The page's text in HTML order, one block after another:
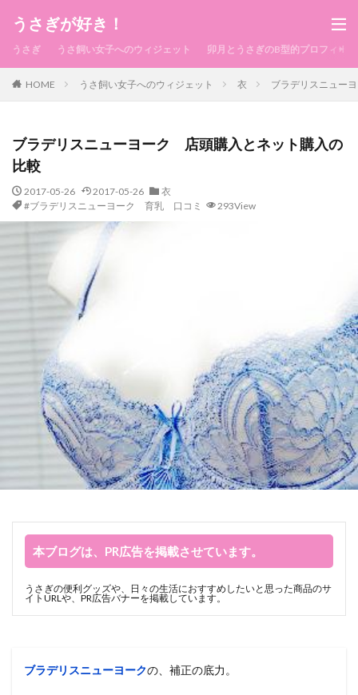
うさぎが好き！
うさぎ うさ飼い女子へのウィジェット 卯月とうさぎのB型的プロフィール
HOME うさ飼い女子へのウィジェット 衣 ブラデリスニュー
ブラデリスニューヨーク 店頭購入とネット購入の
比較
2017-05-26 2017-05-26
衣
#ブラデリスニューヨーク 育乳 口コミ
293View
本ブログは、PR広告を掲載させています。
うさぎの便利グッズや、日々の生活におすすめしたいと思った商品のサ
イトURLや、PR広告バナーを掲載しています。
ブラデリスニューヨークの、補正の底力。